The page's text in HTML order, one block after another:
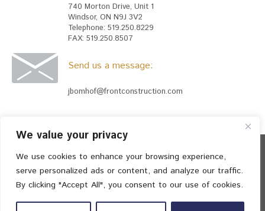
We value your privacy
We use cookies to enhance your browsing experience,
serve personalized ads or content, and analyze our traffic.
By clicking "Accept All", you consent to our use of cookies.
740 Morton Drive, Unit 1
Windsor, ON N9J 3V2
Telephone: 519.250.8229
FAX: 519.250.8507
Send us a message:
jbomhof@frontconstruction.com
© 2026 Front Construction Industries Inc. All
rights reserved. || Powered byAlphaKOR